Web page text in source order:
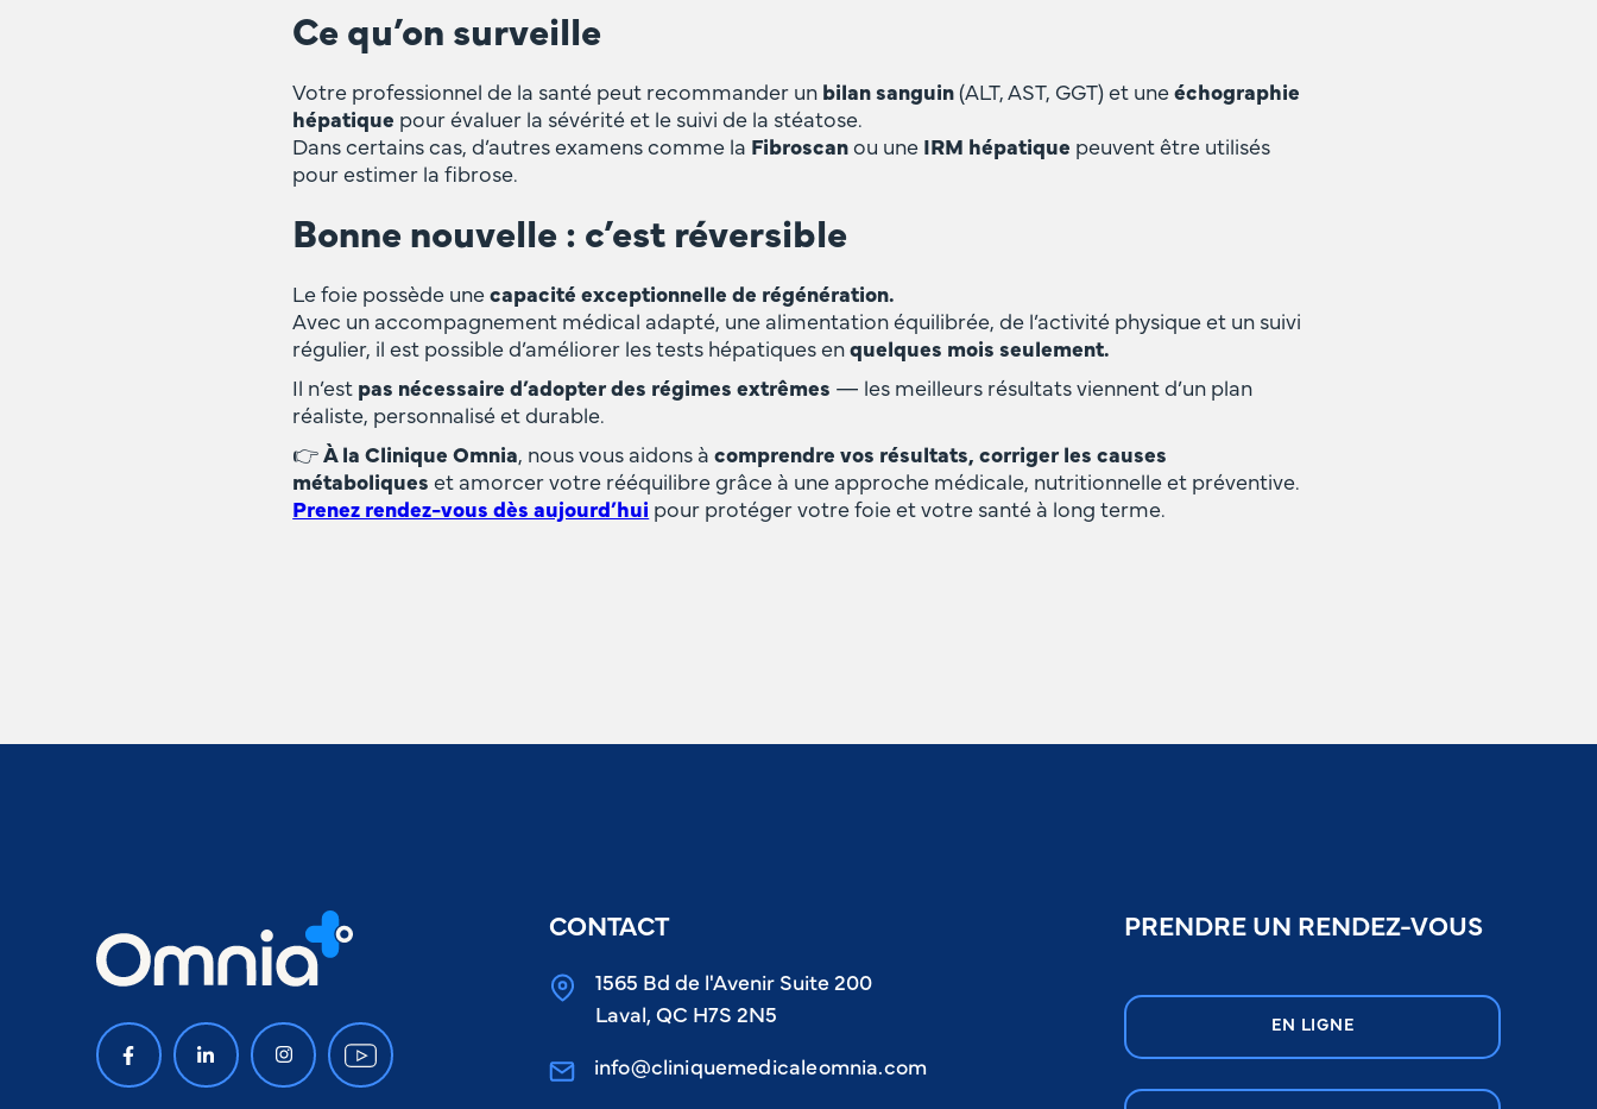
Ce qu’on surveille
Votre professionnel de la santé peut recommander un bilan sanguin (ALT, AST, GGT) et uneéchographie
hépatique pour évaluer la sévérité et le suivi de la stéatose.
Dans certains cas, d’autres examens comme la Fibroscan ou une IRM hépatique peuvent être utilisés
pour estimer la fibrose.
Bonne nouvelle : c’est réversible
Le foie possède unecapacité exceptionnelle de régénération.
Avec un accompagnement médical adapté, une alimentation équilibrée, de l’activité physique et un suivi
régulier, il est possible d’améliorer les tests hépatiques enquelques mois seulement.
Il n’est pas nécessaire d’adopter des régimes extrêmes — les meilleurs résultats viennent d’un plan
réaliste, personnalisé et durable.
👉À la Clinique Omnia, nous vous aidons àcomprendre vos résultats, corriger les causes
métaboliques et amorcer votre rééquilibre grâce à une approche médicale, nutritionnelle et préventive.
Prenez rendez-vous dès aujourd’hui pour protéger votre foie et votre santé à long terme.
CONTACT
1565 Bd de l'Avenir Suite 200
Laval, QC H7S 2N5
info@cliniquemedicaleomnia.com
PRENDRE UN RENDEZ-VOUS
EN LIGNE